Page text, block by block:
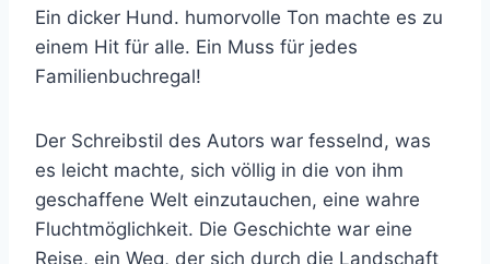
Ein dicker Hund. humorvolle Ton machte es zu
einem Hit für alle. Ein Muss für jedes
Familienbuchregal!
Der Schreibstil des Autors war fesselnd, was
es leicht machte, sich völlig in die von ihm
geschaffene Welt einzutauchen, eine wahre
Fluchtmöglichkeit. Die Geschichte war eine
Reise, ein Weg, der sich durch die Landschaft